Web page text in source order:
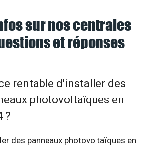
sur nos centrales
et réponses
rentable d'installer des
photovoltaïques en
?
des panneaux photovoltaïques en